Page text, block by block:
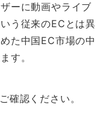
ーに動画やライブ
う従来のECとは異
た中国EC市場の中
す。
確認ください。